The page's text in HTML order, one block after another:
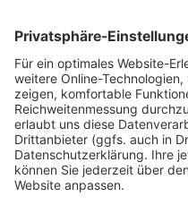
einbezogen?
Kann nach
Teilverkauf
Betreuer oder
einziehen?